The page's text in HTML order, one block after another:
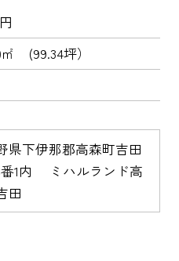
(99.34坪）
県下伊那郡高森町吉田
番1内 ミハルランド高
田